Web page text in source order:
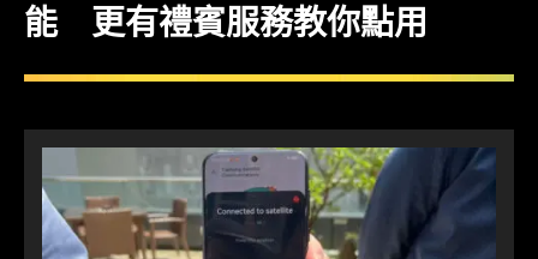
能 更有禮賓服務教你點用